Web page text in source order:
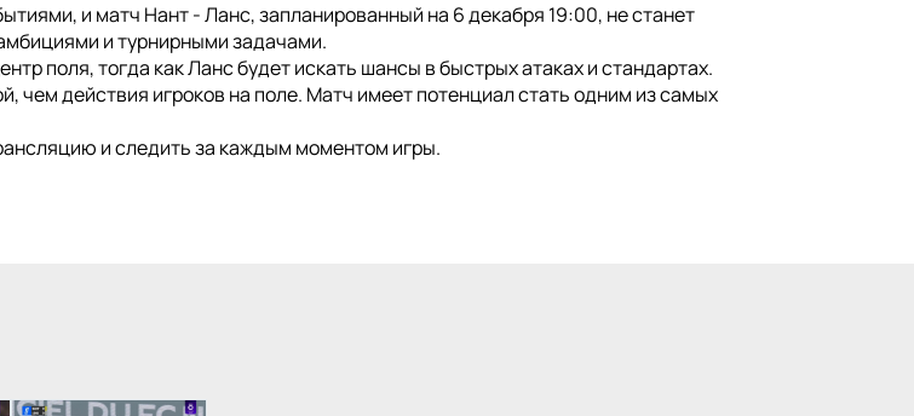
и матч Нант - Ланс, запланированный на 6 декабря 19:00, не станет
и турнирными задачами.
поля, тогда как Ланс будет искать шансы в быстрых атаках и стандартах.
чем действия игроков на поле. Матч имеет потенциал стать одним из самых
и следить за каждым моментом игры.